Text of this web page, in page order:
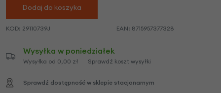
Dodaj do koszyka
KOD: 29110739J EAN: 8715957377328
Wysyłka w poniedziałek
Wysyłka od 0,00 zł Sprawdź koszt wysyłki
Sprawdź dostępność w sklepie stacjonarnym